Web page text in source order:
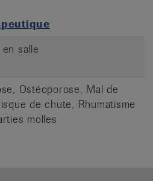
salle
Ostéoporose, Mal de
de chute, Rhumatisme
molles